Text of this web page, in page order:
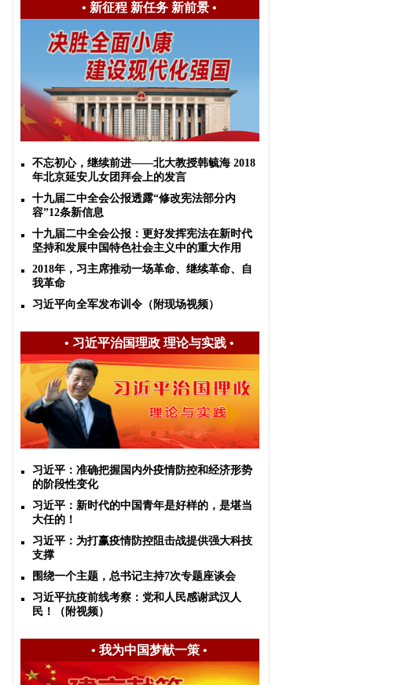
• 新征程 新任务 新前景•
不忘初心，继续前进——北大教授韩毓海 2018
年北京延安儿女团拜会上的发言
十九届二中全会公报透露“修改宪法部分内
容”12条新信息
十九届二中全会公报：更好发挥宪法在新时代
坚持和发展中国特色社会主义中的重大作用
2018年，习主席推动一场革命、继续革命、自
我革命
习近平向全军发布训令（附现场视频）
• 习近平治国理政 理论与实践•
习近平：准确把握国内外疫情防控和经济形势
的阶段性变化
习近平：新时代的中国青年是好样的，是堪当
大任的！
习近平：为打赢疫情防控阻击战提供强大科技
支撑
围绕一个主题，总书记主持7次专题座谈会
习近平抗疫前线考察：党和人民感谢武汉人
民！（附视频）
• 我为中国梦献一策•